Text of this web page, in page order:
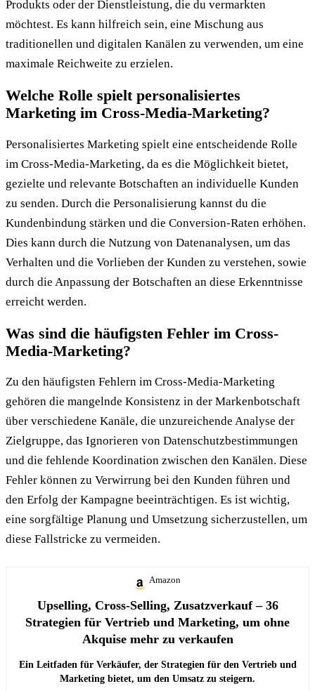
Produkts oder der Dienstleistung, die du vermarkten
möchtest. Es kann hilfreich sein, eine Mischung aus
traditionellen und digitalen Kanälen zu verwenden, um eine
maximale Reichweite zu erzielen.
Welche Rolle spielt personalisiertes
Marketing im Cross-Media-Marketing?
Personalisiertes Marketing spielt eine entscheidende Rolle
im Cross-Media-Marketing, da es die Möglichkeit bietet,
gezielte und relevante Botschaften an individuelle Kunden
zu senden. Durch die Personalisierung kannst du die
Kundenbindung stärken und die Conversion-Raten erhöhen.
Dies kann durch die Nutzung von Datenanalysen, um das
Verhalten und die Vorlieben der Kunden zu verstehen, sowie
durch die Anpassung der Botschaften an diese Erkenntnisse
erreicht werden.
Was sind die häufigsten Fehler im Cross-
Media-Marketing?
Zu den häufigsten Fehlern im Cross-Media-Marketing
gehören die mangelnde Konsistenz in der Markenbotschaft
über verschiedene Kanäle, die unzureichende Analyse der
Zielgruppe, das Ignorieren von Datenschutzbestimmungen
und die fehlende Koordination zwischen den Kanälen. Diese
Fehler können zu Verwirrung bei den Kunden führen und
den Erfolg der Kampagne beeinträchtigen. Es ist wichtig,
eine sorgfältige Planung und Umsetzung sicherzustellen, um
diese Fallstricke zu vermeiden.
Amazon
Upselling, Cross-Selling, Zusatzverkauf – 36
Strategien für Vertrieb und Marketing, um ohne
Akquise mehr zu verkaufen
Ein Leitfaden für Verkäufer, der Strategien für den Vertrieb und
Marketing bietet, um den Umsatz zu steigern.